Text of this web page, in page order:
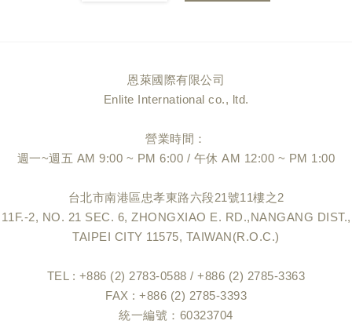
恩萊國際有限公司
Enlite International co., ltd.
營業時間：
週一~週五 AM 9:00 ~ PM 6:00 / 午休 AM 12:00 ~ PM 1:00
台北市南港區忠孝東路六段21號11樓之2
11F.-2, NO. 21 SEC. 6, ZHONGXIAO E. RD.,NANGANG DIST.,
TAIPEI CITY 11575, TAIWAN(R.O.C.)
TEL : +886 (2) 2783-0588 / +886 (2) 2785-3363
FAX : +886 (2) 2785-3393
統一編號：60323704